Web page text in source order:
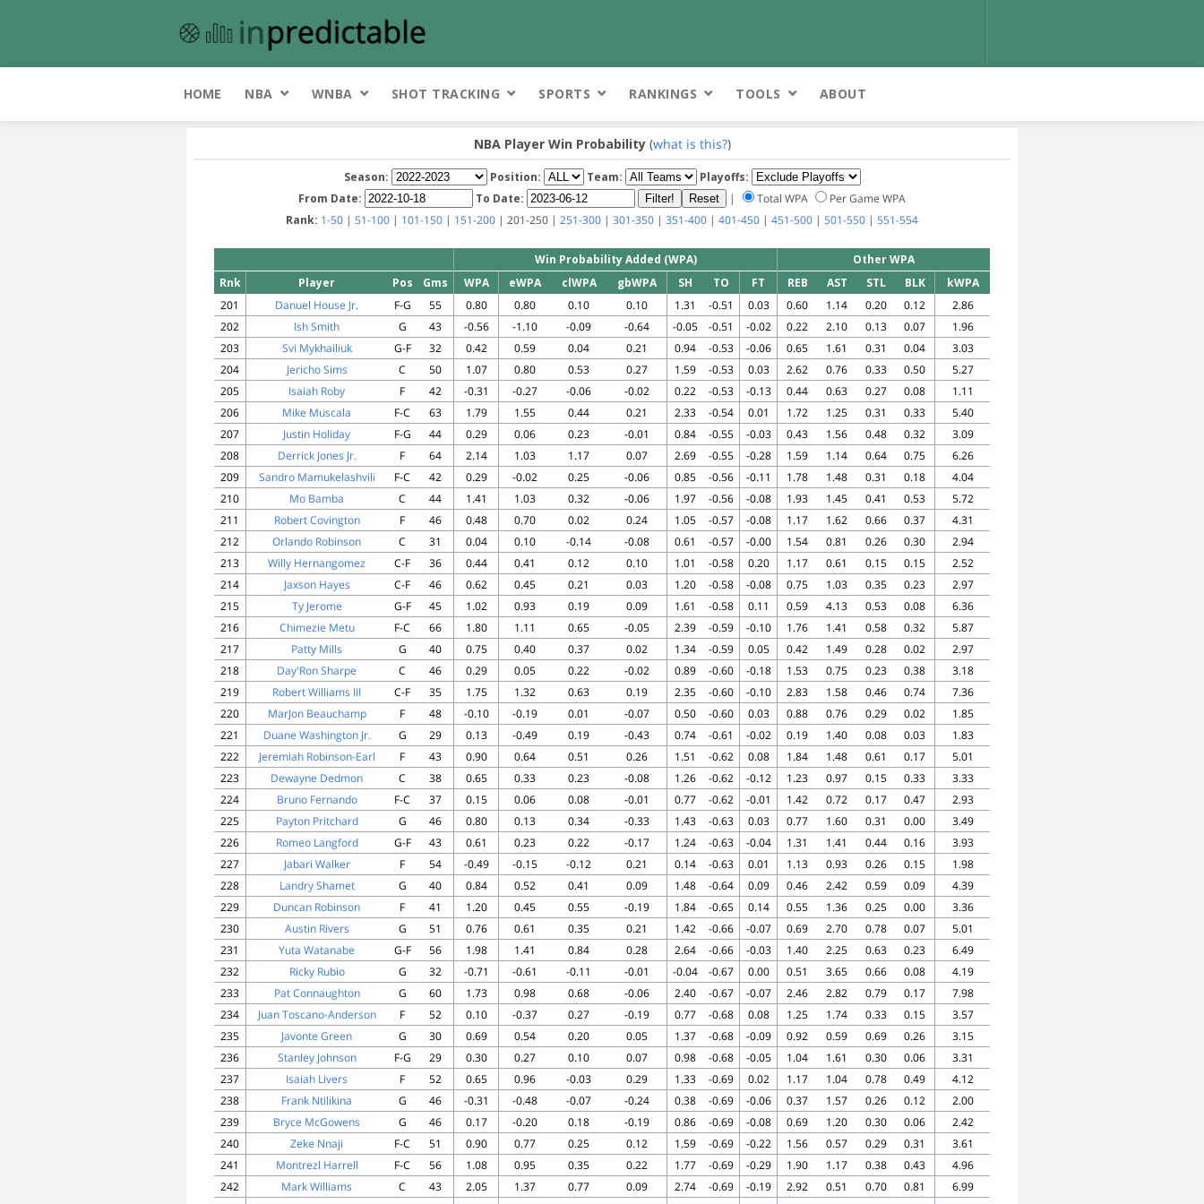
HOME NBA WNBA SHOT TRACKING SPORTS RANKINGS TOOLS ABOUT
NBA Player Win Probability(what is this?)
Season: Position: Team:
Playoffs:
From Date:
To Date: | Total WPA
Per Game WPA
Rank: 1-50 | 51-100 | 101-150 | 151-200 | 201-250 | 251-300 | 301-350 | 351-400 | 401-450 | 451-500 | 501-550 | 551-554
Win Probability Added (WPA)
Other WPA
Rnk
Player Pos Gms WPA eWPA clWPA gbWPA SH TO FT REB AST STL BLK
kWPA
201
Danuel House Jr. F-G 55 0.80 0.80 0.10 0.10 1.31 -0.51 0.03 0.60 1.14 0.20 0.12
2.86
202
Ish Smith G 43 -0.56 -1.10 -0.09 -0.64 -0.05 -0.51 -0.02 0.22 2.10 0.13 0.07
1.96
203
Svi Mykhailiuk G-F 32 0.42 0.59 0.04 0.21 0.94 -0.53 -0.06 0.65 1.61 0.31 0.04
3.03
204
Jericho Sims C 50 1.07 0.80 0.53 0.27 1.59 -0.53 0.03 2.62 0.76 0.33 0.50
5.27
205
Isaiah Roby F 42 -0.31 -0.27 -0.06 -0.02 0.22 -0.53 -0.13 0.44 0.63 0.27 0.08
1.11
206
Mike Muscala F-C 63 1.79 1.55 0.44 0.21 2.33 -0.54 0.01 1.72 1.25 0.31 0.33
5.40
207
Justin Holiday F-G 44 0.29 0.06 0.23 -0.01 0.84 -0.55 -0.03 0.43 1.56 0.48 0.32
3.09
208
Derrick Jones Jr. F 64 2.14 1.03 1.17 0.07 2.69 -0.55 -0.28 1.59 1.14 0.64 0.75
6.26
209
Sandro Mamukelashvili F-C 42 0.29 -0.02 0.25 -0.06 0.85 -0.56 -0.11 1.78 1.48 0.31 0.18
4.04
210
Mo Bamba C 44 1.41 1.03 0.32 -0.06 1.97 -0.56 -0.08 1.93 1.45 0.41 0.53
5.72
211
Robert Covington F 46 0.48 0.70 0.02 0.24 1.05 -0.57 -0.08 1.17 1.62 0.66 0.37
4.31
212
Orlando Robinson C 31 0.04 0.10 -0.14 -0.08 0.61 -0.57 -0.00 1.54 0.81 0.26 0.30
2.94
213
Willy Hernangomez C-F 36 0.44 0.41 0.12 0.10 1.01 -0.58 0.20 1.17 0.61 0.15 0.15
2.52
214
Jaxson Hayes C-F 46 0.62 0.45 0.21 0.03 1.20 -0.58 -0.08 0.75 1.03 0.35 0.23
2.97
215
Ty Jerome G-F 45 1.02 0.93 0.19 0.09 1.61 -0.58 0.11 0.59 4.13 0.53 0.08
6.36
216
Chimezie Metu F-C 66 1.80 1.11 0.65 -0.05 2.39 -0.59 -0.10 1.76 1.41 0.58 0.32
5.87
217
Patty Mills G 40 0.75 0.40 0.37 0.02 1.34 -0.59 0.05 0.42 1.49 0.28 0.02
2.97
218
Day'Ron Sharpe C 46 0.29 0.05 0.22 -0.02 0.89 -0.60 -0.18 1.53 0.75 0.23 0.38
3.18
219
Robert Williams III C-F 35 1.75 1.32 0.63 0.19 2.35 -0.60 -0.10 2.83 1.58 0.46 0.74
7.36
220
MarJon Beauchamp F 48 -0.10 -0.19 0.01 -0.07 0.50 -0.60 0.03 0.88 0.76 0.29 0.02
1.85
221
Duane Washington Jr. G 29 0.13 -0.49 0.19 -0.43 0.74 -0.61 -0.02 0.19 1.40 0.08 0.03
1.83
222
Jeremiah Robinson-Earl F 43 0.90 0.64 0.51 0.26 1.51 -0.62 0.08 1.84 1.48 0.61 0.17
5.01
223
Dewayne Dedmon C 38 0.65 0.33 0.23 -0.08 1.26 -0.62 -0.12 1.23 0.97 0.15 0.33
3.33
224
Bruno Fernando F-C 37 0.15 0.06 0.08 -0.01 0.77 -0.62 -0.01 1.42 0.72 0.17 0.47
2.93
225
Payton Pritchard G 46 0.80 0.13 0.34 -0.33 1.43 -0.63 0.03 0.77 1.60 0.31 0.00
3.49
226
Romeo Langford G-F 43 0.61 0.23 0.22 -0.17 1.24 -0.63 -0.04 1.31 1.41 0.44 0.16
3.93
227
Jabari Walker F 54 -0.49 -0.15 -0.12 0.21 0.14 -0.63 0.01 1.13 0.93 0.26 0.15
1.98
228
Landry Shamet G 40 0.84 0.52 0.41 0.09 1.48 -0.64 0.09 0.46 2.42 0.59 0.09
4.39
229
Duncan Robinson F 41 1.20 0.45 0.55 -0.19 1.84 -0.65 0.14 0.55 1.36 0.25 0.00
3.36
230
Austin Rivers G 51 0.76 0.61 0.35 0.21 1.42 -0.66 -0.07 0.69 2.70 0.78 0.07
5.01
231
Yuta Watanabe G-F 56 1.98 1.41 0.84 0.28 2.64 -0.66 -0.03 1.40 2.25 0.63 0.23
6.49
232
Ricky Rubio G 32 -0.71 -0.61 -0.11 -0.01 -0.04 -0.67 0.00 0.51 3.65 0.66 0.08
4.19
233
Pat Connaughton G 60 1.73 0.98 0.68 -0.06 2.40 -0.67 -0.07 2.46 2.82 0.79 0.17
7.98
234
Juan Toscano-Anderson F 52 0.10 -0.37 0.27 -0.19 0.77 -0.68 0.08 1.25 1.74 0.33 0.15
3.57
235
Javonte Green G 30 0.69 0.54 0.20 0.05 1.37 -0.68 -0.09 0.92 0.59 0.69 0.26
3.15
236
Stanley Johnson F-G 29 0.30 0.27 0.10 0.07 0.98 -0.68 -0.05 1.04 1.61 0.30 0.06
3.31
237
Isaiah Livers F 52 0.65 0.96 -0.03 0.29 1.33 -0.69 0.02 1.17 1.04 0.78 0.49
4.12
238
Frank Ntilikina G 46 -0.31 -0.48 -0.07 -0.24 0.38 -0.69 -0.06 0.37 1.57 0.26 0.12
2.00
239
Bryce McGowens G 46 0.17 -0.20 0.18 -0.19 0.86 -0.69 -0.08 0.69 1.20 0.30 0.06
2.42
240
Zeke Nnaji F-C 51 0.90 0.77 0.25 0.12 1.59 -0.69 -0.22 1.56 0.57 0.29 0.31
3.61
241
Montrezl Harrell F-C 56 1.08 0.95 0.35 0.22 1.77 -0.69 -0.29 1.90 1.17 0.38 0.43
4.96
242
Mark Williams C 43 2.05 1.37 0.77 0.09 2.74 -0.69 -0.19 2.92 0.51 0.70 0.81
6.99